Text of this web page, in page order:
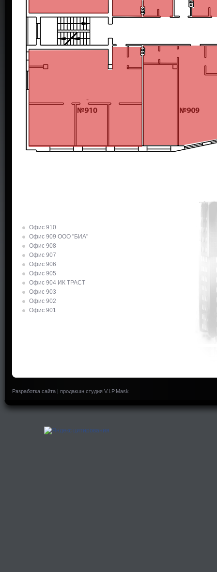
Офис 910
Офис 909 ООО "БИА"
Офис 908
Офис 907
Офис 906
Офис 905
Офис 904 ИК ТРАСТ
Офис 903
Офис 902
Офис 901
Разработка сайта | продакшн студия V.I.P.Mask